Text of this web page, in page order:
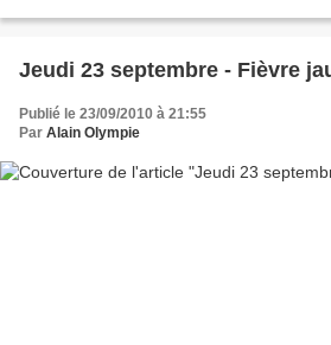
Jeudi 23 septembre - Fièvre
Publié le 23/09/2010 à 21:55
Par Alain Olympie